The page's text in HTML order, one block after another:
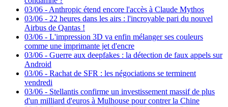
03/06 - Anthropic étend encore l'accès à Claude Mythos
03/06 - 22 heures dans les airs : l'incroyable pari du nouvel
Airbus de Qantas !
03/06 - L'impression 3D va enfin mélanger ses couleurs
comme une imprimante jet d'encre
03/06 - Guerre aux deepfakes : la détection de faux appels sur
Android
03/06 - Rachat de SFR : les négociations se terminent
vendredi
03/06 - Stellantis confirme un investissement massif de plus
d'un milliard d'euros à Mulhouse pour contrer la Chine